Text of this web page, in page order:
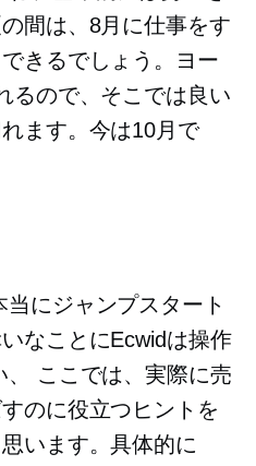
間は、8月に仕事をす
きるでしょう。ヨー
るので、そこでは良い
ます。今は10月で
当にジャンプスタート
なことにEcwidは操作
ここでは、実際に売
のに役立つヒントを
います。具体的に